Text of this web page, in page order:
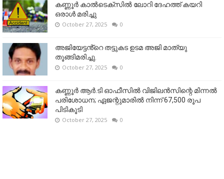
കണ്ണൂര്‍ കാല്‍ടെക്‌സില്‍ ലോറി ദേഹത്ത് കയറി
ഒരാള്‍ മരിച്ചു
October 27, 2025 0
അജിയേട്ടൻ്റെ തട്ടുകട ഉടമ അജി മാത്യു
തൂങ്ങിമരിച്ചു.
October 27, 2025 0
കണ്ണൂര്‍ ആര്‍.ടി ഓഫീസില്‍ വിജിലൻസിന്റെ മിന്നല്‍
പരിശോധന; ഏജന്റുമാരില്‍ നിന്ന് 67,500 രൂപ
പിടികൂടി
October 27, 2025 0